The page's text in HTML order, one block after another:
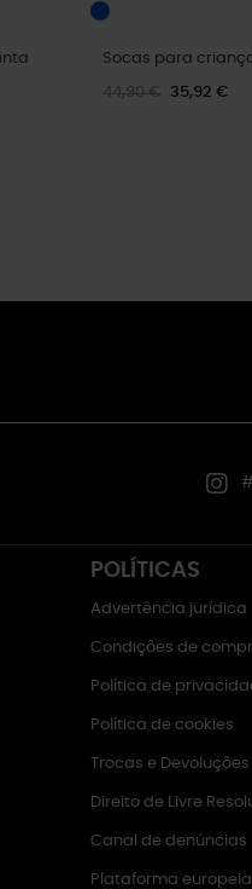
Socas para
44,90 € 35,92 €
POLÍTICAS
Advertência jurídica
Condições de
Política de
Política de cookies
Trocas e Devoluções
Direito de Livre
Canal de denúncias
Plataforma